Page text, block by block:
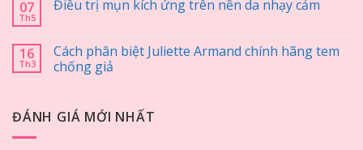
07
Th5
Điều trị mụn kích ứng trên nền da nhạy cảm
16
Th3
Cách phân biệt Juliette Armand chính hãng tem
chống giả
ĐÁNH GIÁ MỚI NHẤT